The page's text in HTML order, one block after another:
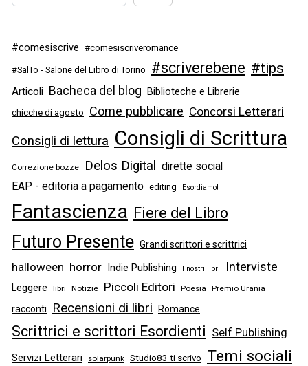
#comesiscrive #comesiscriveromance
#SalTo - Salone del Libro di Torino #scriverebene #tips
Articoli Bacheca del blog Biblioteche e Librerie
chicche di agosto Come pubblicare Concorsi Letterari
Consigli di lettura Consigli di Scrittura
Correzione bozze Delos Digital
dirette social
EAP - editoria a pagamento editing Esordiamo!
Fantascienza Fiere del Libro
Futuro Presente Grandi scrittori e scrittrici
halloween horror Indie Publishing I nostri libri Interviste
Leggere libri Notizie Piccoli Editori Poesia Premio Urania
racconti Recensioni di libri Romance
Scrittrici e scrittori Esordienti Self Publishing
Servizi Letterari solarpunk Studio83 ti scrivo Temi sociali